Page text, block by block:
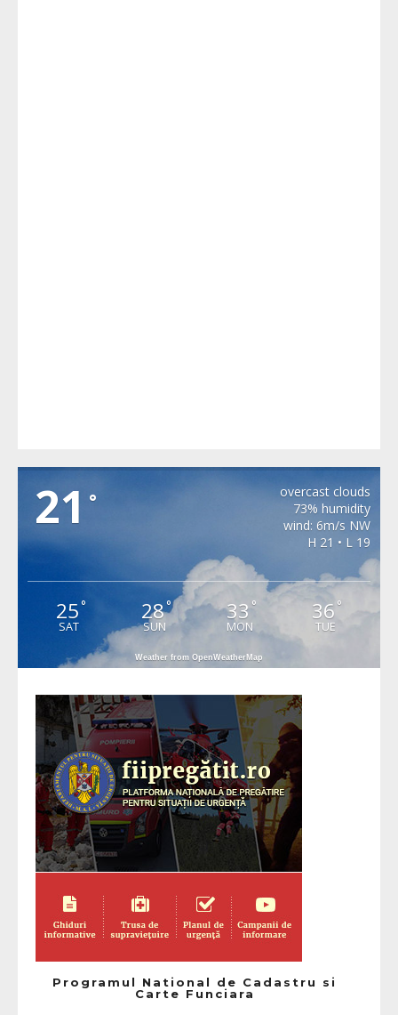
21 °
overcast clouds
73% humidity
wind: 6m/s NW
H 21 • L 19
25°
SAT
28°
SUN
33 °
MON
36 °
TUE
Weather from OpenWeatherMap
Programul National de Cadastru si
Carte Funciara